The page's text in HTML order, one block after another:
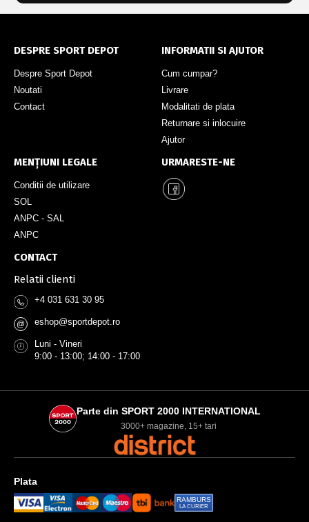
DESPRE SPORT DEPOT
Despre Sport Depot
Noutati
Contact
INFORMATII SI AJUTOR
Cum cumpar?
Livrare
Modalitati de plata
Returnare si inlocuire
Ajutor
MENȚIUNI LEGALE
Conditii de utilizare
SOL
ANPC - SAL
ANPC
URMARESTE-NE
CONTACT
Relatii clienti
+4 031 631 30 95
@ eshop@sportdepot.ro
Luni - Vineri
9:00 - 13:00; 14:00 - 17:00
Parte din SPORT 2000 INTERNATIONAL
3000+ magazine, 15+ tari
Plata
RAMBURS
LA CURIER